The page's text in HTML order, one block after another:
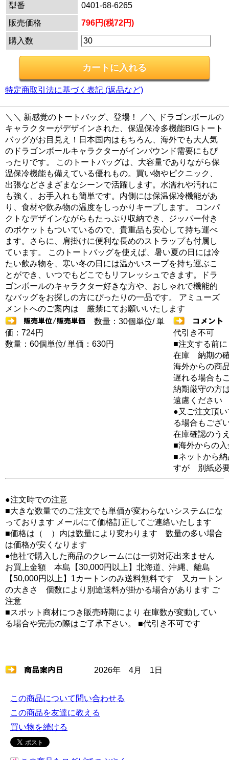
型番
0401-68-6265
販売価格
796円(税72円)
購入数
特定商取引法に基づく表記 (返品など)
＼＼ 新感覚のトートバッグ、登場！ ／＼ ドラゴンボールの
キャラクターがデザインされた、保温保冷多機能BIGトート
バッグがお目見え！日本国内はもちろん、海外でも大人気
のドラゴンボールキャラクターがインバウンド需要にもぴ
ったりです。 このトートバッグは、大容量でありながら保
温保冷機能も備えている優れもの。買い物やピクニック、
出張などさまざまなシーンで活躍します。水濡れや汚れに
も強く、お手入れも簡単です。内側には保温保冷機能があ
り、食材や飲み物の温度をしっかりキープします。 コンパ
クトなデザインながらもたっぷり収納でき、ジッパー付き
のポケットもついているので、貴重品も安心して持ち運べ
ます。さらに、肩掛けに便利な長めのストラップも付属し
ています。 このトートバッグを使えば、暑い夏の日には冷
たい飲み物を、寒い冬の日には温かいスープを持ち運ぶこ
とができ、いつでもどこでもリフレッシュできます。ドラ
ゴンボールのキャラクター好きな方や、おしゃれで機能的
なバッグをお探しの方にぴったりの一品です。 アミューズ
メントへのご案内は 厳禁にてお願いいたします
数量：30個単位/ 単
価：724円
数量：60個単位/ 単価：630円
代引き不可
■注文する前に
在庫 納期の
海外からの商
遅れる場合も
納期厳守の方
遠慮ください
●又ご注文頂
る場合もござ
在庫確認のう
■海外からの
■ネットから
すが 別紙必
●注文時での注意
■大きな数量でのご注文でも単価が変わらないシステムにな
っております メールにて価格訂正してご連絡いたします
■価格は（ ）内は数量により変わります 数量の多い場合
は価格が安くなります
●他社で購入した商品のクレームには一切対応出来ません
お買上金額 本島【30,000円以上】北海道、沖縄、離島
【50,000円以上】1カートンのみ送料無料です 又カートン
の大きさ 個数により別途送料が掛かる場合があります ご
注意
■スポット商材につき販売時期により 在庫数が変動してい
る場合や完売の際はご了承下さい。 ■代引き不可です
2026年 4月 1日
この商品について問い合わせる
この商品を友達に教える
買い物を続ける